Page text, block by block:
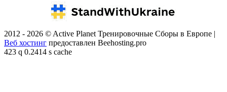
2012 - 2026 © Active Planet Тренировочные Сборы в Европе |
Веб хостинг предоставлен Beehosting.pro
423 q 0.2414 s cache